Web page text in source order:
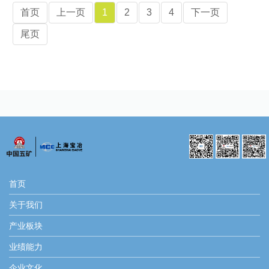
首页 上一页 1 2 3 4 下一页
尾页
首页
关于我们
产业板块
业绩能力